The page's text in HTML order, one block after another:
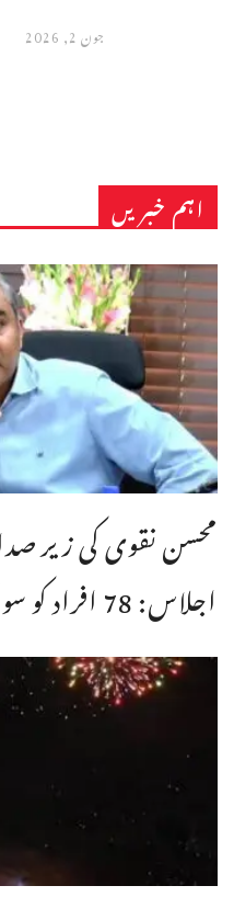
جون 2, 2026
اہم خبریں
محسن نقوی کی زیر
اجلاس: 78 افراد کو سول ایوارڈز دینے ...